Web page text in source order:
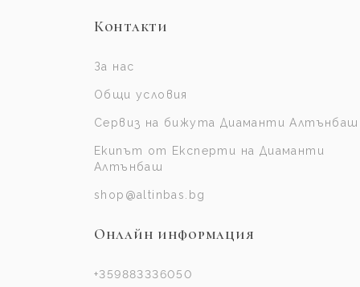
Контакти
За нас
Общи условия
Сервиз на бижута Диаманти Алтънбаш
Екипът от Експерти на Диаманти
Алтънбаш
shop@altinbas.bg
Онлайн информация
+359883336050